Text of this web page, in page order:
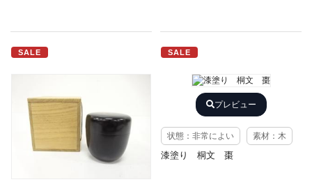
SALE SALE
プレビュー
状態：非常によい 素材：木
漆塗り 桐文 棗